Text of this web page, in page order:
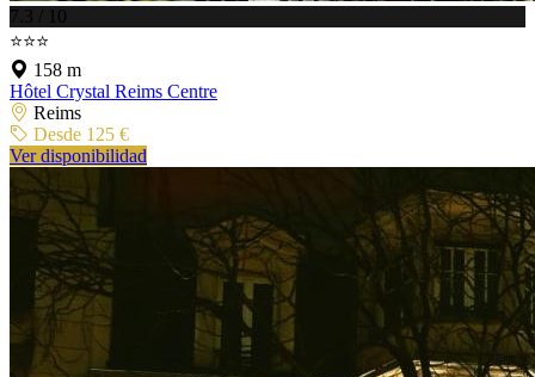
7.3 / 10
⭐⭐⭐
158 m
Hôtel Crystal Reims Centre
Reims
Desde 125 €
Ver disponibilidad